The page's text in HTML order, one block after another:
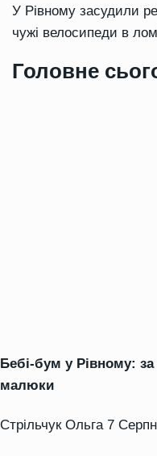
У Рівному засудили
чужі велосипеди в
Головне
Бебі-бум у Рівному:
малюки
Стрільчук Ольга 7